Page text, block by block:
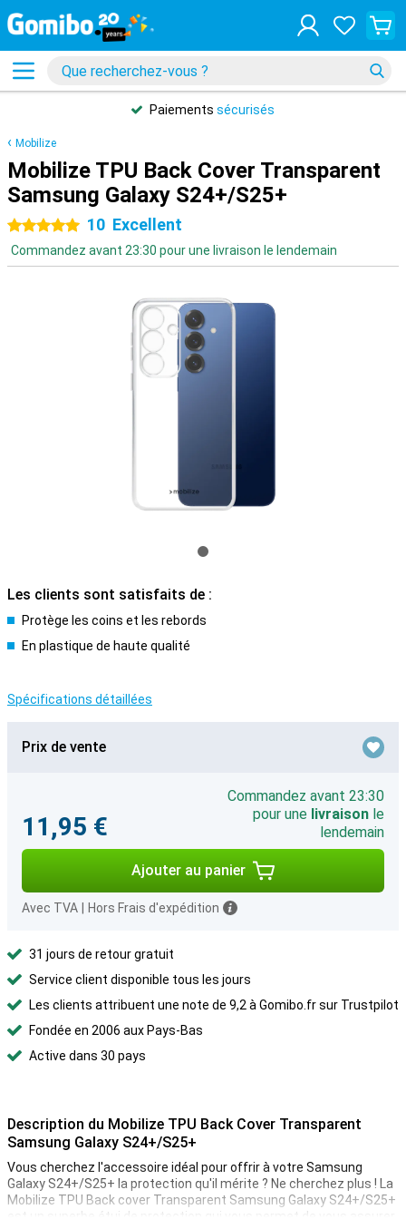
Paiements sécurisés
Mobilize
Mobilize TPU Back Cover Transparent
Samsung Galaxy S24+/S25+
5 étoiles10 Excellent
Commandez avant 23:30 pour une livraison le lendemain
Les clients sont satisfaits de :
Protège les coins et les rebords
En plastique de haute qualité
Spécifications détaillées
Prix de vente
11,95 €
Commandez avant 23:30
pour une livraison le
lendemain
Ajouter au panier
Avec TVA Hors Frais d'expédition
31 jours de retour gratuit
Service client disponible tous les jours
Les clients attribuent une note de 9,2 à Gomibo.fr sur Trustpilot
Fondée en 2006 aux Pays-Bas
Active dans 30 pays
Description du Mobilize TPU Back Cover Transparent
Samsung Galaxy S24+/S25+
Vous cherchez l'accessoire idéal pour offrir à votre Samsung
Galaxy S24+/S25+ la protection qu'il mérite ? Ne cherchez plus ! La
Mobilize TPU Back cover Transparent Samsung Galaxy S24+/S25+